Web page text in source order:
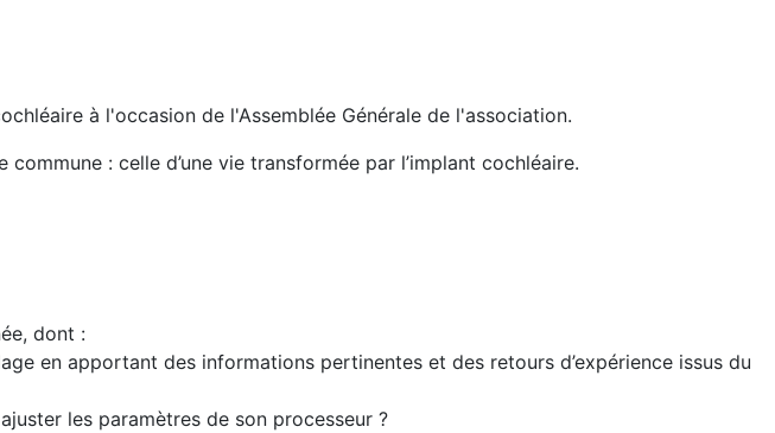
à l'occasion de l'Assemblée Générale de l'association.
: celle d’une vie transformée par l’implant cochléaire.
dont :
en apportant des informations pertinentes et des retours d’expérience issus du
les paramètres de son processeur ?